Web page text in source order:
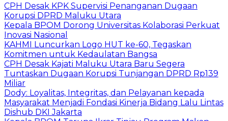
CPH Desak KPK Supervisi Penanganan Dugaan
Korupsi DPRD Maluku Utara
Kepala BPOM Dorong Universitas Kolaborasi Perkuat
Inovasi Nasional
KAHMI Luncurkan Logo HUT ke-60, Tegaskan
Komitmen untuk Kedaulatan Bangsa
CPH Desak Kajati Maluku Utara Baru Segera
Tuntaskan Dugaan Korupsi Tunjangan DPRD Rp139
Miliar
Dody: Loyalitas, Integritas, dan Pelayanan kepada
Masyarakat Menjadi Fondasi Kinerja Bidang Lalu Lintas
Dishub DKI Jakarta